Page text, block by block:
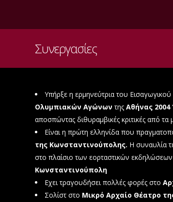
Συνεργασίες
Υπήρξε η ερμηνεύτρια του
Ολυμπιακών Αγώνωντης Αθήνας 2004
αποσπώντας διθυραμβικές κριτικές από
Είναι η πρώτη ελληνίδα που
της Κωνσταντινούπολης. Η συναυλία
στο πλαίσιο των εορταστικών εκδηλώσεων
Κωνσταντινούπολη
Εχει τραγουδήσει πολλές φορές στο
Σολίστ στο Μικρό Αρχαίο Θέατρο